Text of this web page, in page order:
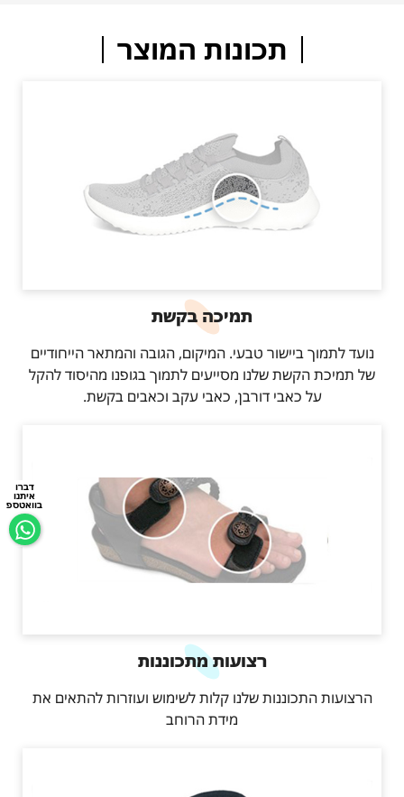
דברו
איתנו
בוואטספ
תכונות המוצר
תמיכה בקשת
נועד לתמוך ביישור טבעי. המיקום, הגובה והמתאר הייחודיים
של תמיכת הקשת שלנו מסייעים לתמוך בגופנו מהיסוד להקל
על כאבי דורבן, כאבי עקב וכאבים בקשת.
רצועות מתכוננות
הרצועות התכוננות שלנו קלות לשימוש ועוזרות להתאים את
מידת הרוחב